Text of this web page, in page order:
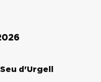
Seu d'Urgell